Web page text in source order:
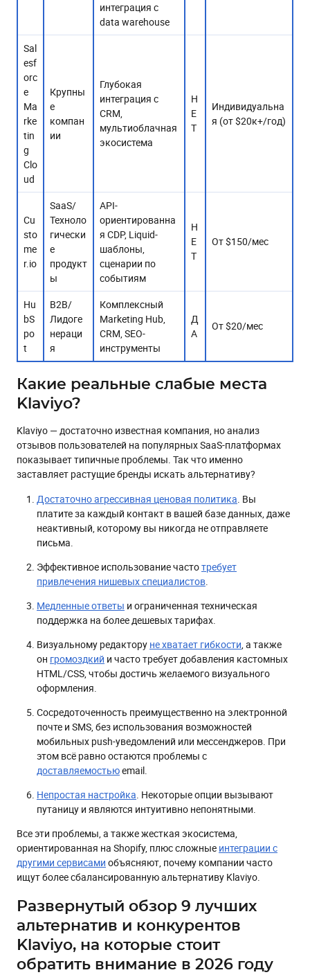
интеграция с
data warehouse
Sal
esf
orc
e
Ma
rke
tin
g
Clo
udㅤㅤㅤㅤㅤㅤㅤㅤ
Крупны
е
компан
ии
Глубокая
интеграция с
CRM,
мультиоблачная
экосистема
Н
Е
Т
Индивидуальна
я (от $20к+/год)
Cu
sto
me
r.io
SaaS/
Техноло
гически
е
продукт
ыㅤㅤㅤㅤㅤㅤㅤㅤㅤ
API-
ориентированна
я CDP, Liquid-
шаблоны,
сценарии по
событиям
Н
Е
Т
От $150/мес
Hu
bS
po
t
B2B/
Лидоге
нераци
я
Комплексный
Marketing Hub,
CRM, SEO-
инструменты
Д
А
От $20/мес
Какие реальные слабые места
Klaviyo?
Klaviyo — достаточно известная компания, но анализ
отзывов пользователей на популярных SaaS-платформах
показывает типичные проблемы. Так что именно
заставляет растущие бренды искать альтернативу?
Достаточно агрессивная ценовая политика. Вы
платите за каждый контакт в вашей базе данных, даже
неактивный, которому вы никогда не отправляете
письма.
Эффективное использование частотребует
привлечения нишевых специалистов.
Медленные ответы и ограниченная техническая
поддержка на более дешевых тарифах.
Визуальному редактору не хватает гибкости, а также
он громоздкий и часто требует добавления кастомных
HTML/CSS, чтобы достичь желаемого визуального
оформления.
Сосредоточенность преимущественно на электронной
почте и SMS, без использования возможностей
мобильных push-уведомлений или мессенджеров. При
этом всё равно остаются проблемы с
доставляемостьюemail.
Непростая настройка. Некоторые опции вызывают
путаницу и являются интуитивно непонятными.
Все эти проблемы, а также жесткая экосистема,
ориентированная на Shopify, плюс сложные интеграции с
другими сервисами объясняют, почему компании часто
ищут более сбалансированную альтернативу Klaviyo.
Развернутый обзор 9 лучших
альтернатив и конкурентов
Klaviyo, на которые стоит
обратить внимание в 2026 году